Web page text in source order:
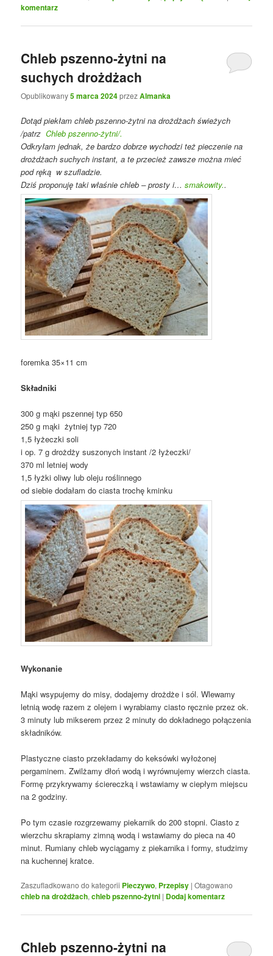
komentarz
Chleb pszenno-żytni na
suchych drożdżach
Opublikowany5 marca 2024przezAlmanka
Dotąd piekłam chleb pszenno-żytni na drożdżach świeżych
/patrzChleb pszenno-żytni/.
Odkryłam jednak, że bardzo dobrze wychodzi też pieczenie na
drożdżach suchych instant, a te przecież zawsze można mieć
pod ręką w szufladzie.
Dziś proponuję taki właśnie chleb – prosty i…smakowity..
foremka 35×11 cm
Składniki
300 g mąki pszennej typ 650
250 g mąki żytniej typ 720
1,5 łyżeczki soli
i op. 7 g drożdży suszonych instant /2 łyżeczki/
370 ml letniej wody
1,5 łyżki oliwy lub oleju roślinnego
od siebie dodałam do ciasta trochę kminku
Wykonanie
Mąki wsypujemy do misy, dodajemy drożdże i sól. Wlewamy
letnią wodę razem z olejem i wyrabiamy ciasto ręcznie przez ok.
3 minuty lub mikserem przez 2 minuty do dokładnego połączenia
składników.
Plastyczne ciasto przekładamy do keksówki wyłożonej
pergaminem. Zwilżamy dłoń wodą i wyrównujemy wierzch ciasta.
Formę przykrywamy ściereczką i wstawiamy w ciepłym miejscu
na 2 godziny.
Po tym czasie rozgrzewamy piekarnik do 200 stopni. Ciasto z
wierzchu skrapiamy zimną wodą i wstawiamy do pieca na 40
minut. Rumiany chleb wyciągamy z piekarnika i formy, studzimy
na kuchennej kratce.
Zaszufladkowano do kategorii Pieczywo, Przepisy |Otagowano
chleb na drożdżach,chleb pszenno-żytni | Dodaj komentarz
Chleb pszenno-żytni na